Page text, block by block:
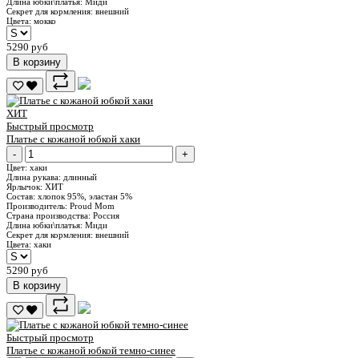
Секрет для кормления: внешний
Цвета: мокко
5290 руб
В корзину
ХИТ
Быстрый просмотр
Платье с кожаной юбкой хаки
-
+
Цвет: хаки
Длина рукава: длинный
Ярлычок: ХИТ
Состав: хлопок 95%, эластан 5%
Производитель: Proud Mom
Страна производства: Россия
Длина юбки\платья: Миди
Секрет для кормления: внешний
Цвета: хаки
5290 руб
В корзину
Быстрый просмотр
Платье с кожаной юбкой темно-синее